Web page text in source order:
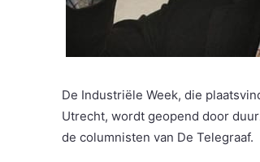
De Industriële Week, die
Utrecht, wordt geopend door
de columnisten van De Telegraaf.